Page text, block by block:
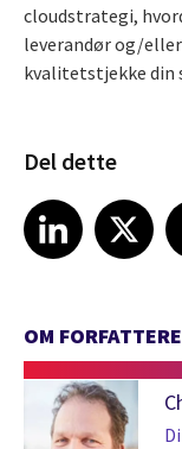
cloudstrategi,
leverandør og/
kvalitetstjekke din
Del dette
Share article on LinkedIn
LinkedIn
Share article on X
OM